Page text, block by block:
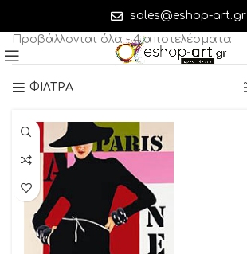
sales@eshop-art.gr
Προβάλλονται όλα - 4 αποτελέσματα
ΦΙΛΤΡΑ